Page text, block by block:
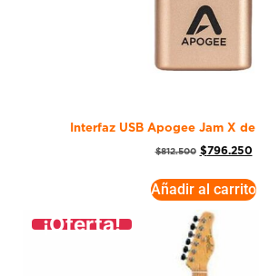
Interfaz USB Apogee Jam X
$812.500 $796.250
Añadir al carrito
¡Oferta!